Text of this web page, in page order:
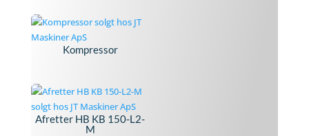
Kompressor
Afretter HB KB 150-L2-
M